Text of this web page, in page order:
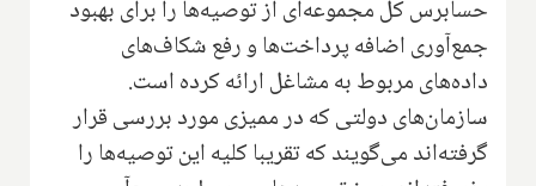
حسابرس کل مجموعه‌ای از توصیه‌ها را برای بهبود
جمع‌آوری اضافه پرداخت‌ها و رفع شکاف‌های
داده‌های مربوط به مشاغل ارائه کرده است.
سازمان‌های دولتی که در ممیزی مورد بررسی قرار
گرفته‌اند می‌گویند که تقریبا کلیه این توصیه‌ها را